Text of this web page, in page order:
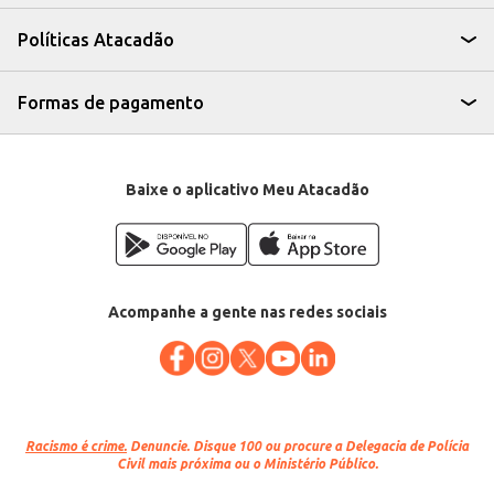
peça, proporciona flexibilidade na compra e no preparo, atendendo às
necessidades específicas de cada negócio. Sua procedência e o processo de
resfriamento garantem a qualidade e o sabor, contribuindo para a
Departamento: Carnes, aves e peixes
Categoria: Carne bovina
EAN: 47049
Políticas Atacadão
Formas de pagamento
Baixe o aplicativo Meu Atacadão
Acompanhe a gente nas redes sociais
Racismo é crime. Denuncie. Disque 100 ou procure a Delegacia de Polícia
Civil mais próxima ou o Ministério Público.